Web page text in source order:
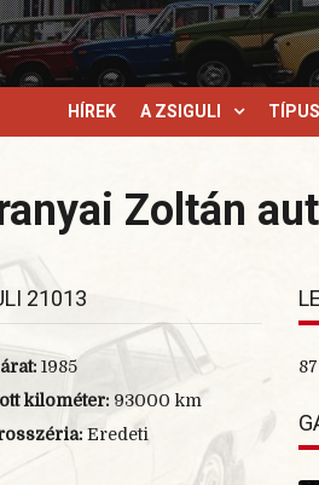
HÍREK A ZSIGULI
Zoltán
21013
1985
kilométer: 93000 km
Eredeti